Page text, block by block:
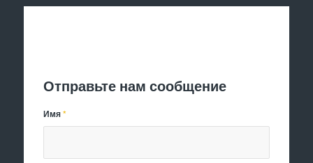
Отправьте нам сообщение
Имя*